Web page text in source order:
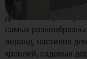
сочетание
делают материал
самых
веранд, настилов
кровлей, садовых